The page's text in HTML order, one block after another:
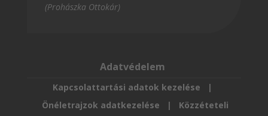
(Prohászka Ottokár)
Adatvédelem
Kapcsolattartási adatok kezelése |
Önéletrajzok adatkezelése
| Közzéteteli